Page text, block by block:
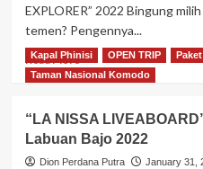
Ocean
Style
Phinisi
–
Tour
Harga
–
EXPLORER” 2022 Bingung
temen? Pengennya...
Read MoreRead
more
Tour
Open
Trip
Kapal Phinisi OPEN TRIP
Taman Nasional Komodo
“LA NISSA
Labuan Bajo 2022
Dion Perdana Putra January 31,